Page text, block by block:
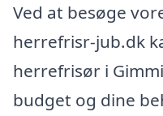
Ved at besøge
herrefrisr-jub.dk
herrefrisør i
budget og dine